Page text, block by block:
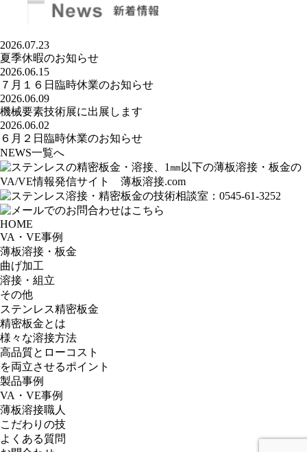
2026.07.23
夏季休暇のお知らせ
2026.06.15
７月１６日臨時休業のお知らせ
2026.06.09
機械要素技術展に出展します
2026.06.02
６月２日臨時休業のお知らせ
NEWS一覧へ
HOME
VA・VE事例
薄板溶接・板金
曲げ加工
溶接・組立
その他
ステンレス精密板金
精密板金とは
様々な溶接方法
高品質とローコスト
を両立させるポイント
製品事例
VA・VE事例
薄板溶接職人
こだわりの技
よくある質問